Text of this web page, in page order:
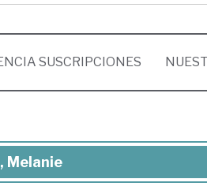
SUSCRIPCIONES
Melanie